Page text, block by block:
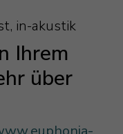
in-akustik
Ihrem
über